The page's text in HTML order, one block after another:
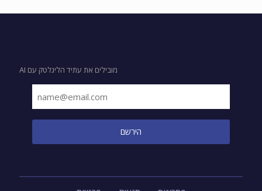
מובילים את עתיד הליגלטק עם AI